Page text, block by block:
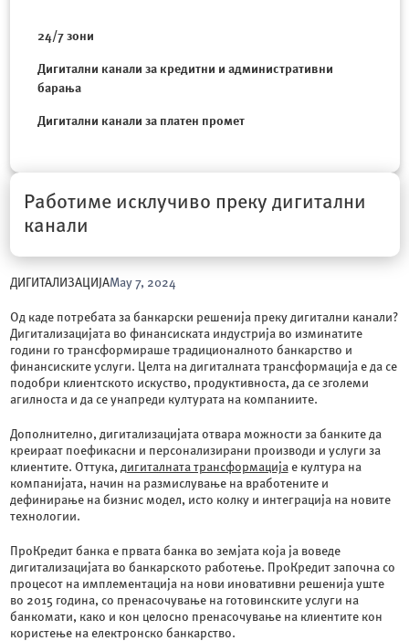
24/7 зони
Дигитални канали за кредитни и административни
барања
Дигитални канали за платен промет
Работиме исклучиво преку дигитални
канали
ДИГИТАЛИЗАЦИЈАMay 7, 2024
Од каде потребата за банкарски решенија преку дигитални канали?
Дигитализацијата во финансиската индустрија во изминатите
години го трансформираше традиционалното банкарство и
финансиските услуги. Целта на дигиталната трансформација е да се
подобри клиентското искуство, продуктивноста, да се зголеми
агилноста и да се унапреди културата на компаниите.
Дополнително, дигитализацијата отвара можности за банките да
креираат поефикасни и персонализирани производи и услуги за
клиентите. Оттука, дигиталната трансформацијае култура на
компанијата, начин на размислување на вработените и
дефинирање на бизнис модел, исто колку и интеграција на новите
технологии.
ПроКредит банка е првата банка во земјата која ја воведе
дигитализацијата во банкарското работење. ПроКредит започна со
процесот на имплементација на нови иновативни решенија уште
во 2015 година, со пренасочување на готовинските услуги на
банкомати, како и кон целосно пренасочување на клиентите кон
користење на електронско банкарство.